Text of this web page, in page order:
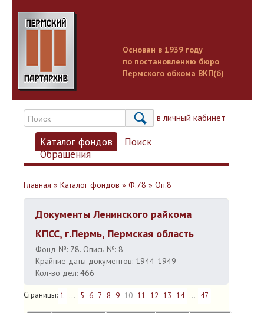
Основан в 1939 году
по постановлению бюро
Пермского обкома ВКП(б)
Вход в личный кабинет
Каталог фондов
Поиск
Обращения
Главная » Каталог фондов » Ф.78 » Оп.8
Документы Ленинского райкома
КПСС, г.Пермь, Пермская область
Фонд №: 78. Опись №: 8
Крайние даты документов: 1944-1949
Кол-во дел: 466
Страницы: 1 ... 5 6 7 8 9 10 11 12 13 14 ... 47